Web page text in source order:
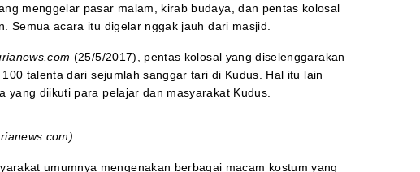
menggelar pasar malam, kirab budaya, dan pentas kolosal
Semua acara itu digelar nggak jauh dari masjid.
(25/5/2017), pentas kolosal yang diselenggarakan
talenta dari sejumlah sanggar tari di Kudus. Hal itu lain
yang diikuti para pelajar dan masyarakat Kudus.
umumnya mengenakan berbagai macam kostum yang